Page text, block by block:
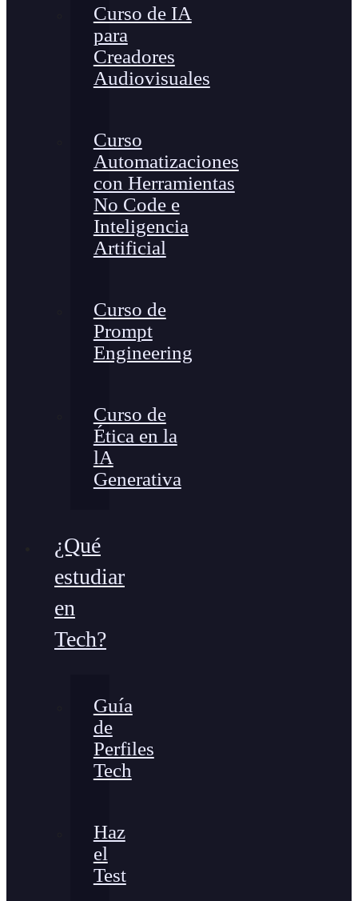
Curso de IA
para
Creadores
Audiovisuales
Curso
Automatizaciones
con Herramientas
No Code e
Inteligencia
Artificial
Curso de
Prompt
Engineering
Curso de
Ética en la
lA
Generativa
¿Qué
estudiar
en
Tech?
Guía
de
Perfiles
Tech
Haz
el
Test